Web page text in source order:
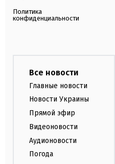
Политика
конфиденциальности
Все новости
Главные новости
Новости Украины
Прямой эфир
Видеоновости
Аудионовости
Погода